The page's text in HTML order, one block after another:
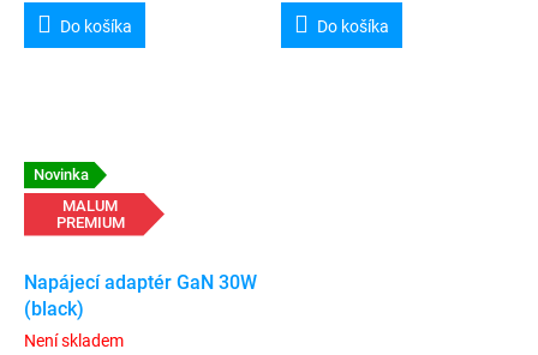
Do košíka Do košíka
Novinka
MALUM
PREMIUM
Napájecí adaptér GaN 30W
(black)
Není skladem